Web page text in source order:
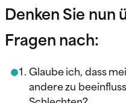
Denken Sie nun
Fragen nach:
Glaube ich, dass
andere zu